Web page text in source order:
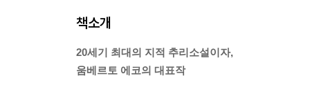
책소개
20세기 최대의 지적 추리소설이자,
움베르토 에코의 대표작